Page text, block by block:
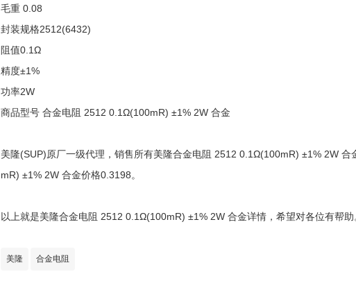
毛重 0.08
封装规格2512(6432)
阻值0.1Ω
精度±1%
功率2W
商品型号 合金电阻 2512 0.1Ω(100mR) ±1% 2W 合金
美隆(SUP)原厂一级代理，销售所有美隆合金电阻 2512 0.1Ω(100mR) ±1% 2W
mR) ±1% 2W 合金价格0.3198。
以上就是美隆合金电阻 2512 0.1Ω(100mR) ±1% 2W 合金详情，希望对各位有帮助
美隆 合金电阻